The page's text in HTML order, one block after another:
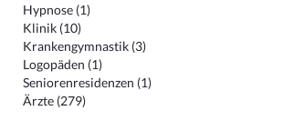
Hypnose (1)
Klinik (10)
Krankengymnastik (3)
Logopäden (1)
Seniorenresidenzen (1)
Ärzte (279)